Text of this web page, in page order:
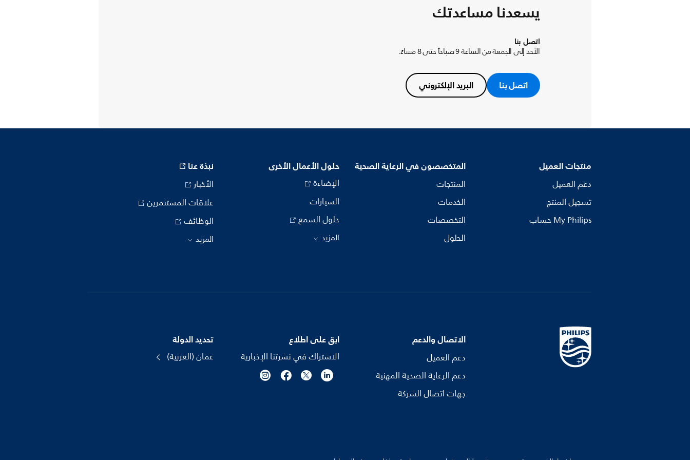
يسعدنا مساعدتك
اتصل بنا
الأحد إلى الجمعة من الساعة 9 صباحاً حتى 8 مساءً.
اتصل بنا البريد الإلكتروني
منتجات العميل
دعم العميل
تسجيل المنتج
My Philips حساب
المتخصصون في الرعاية الصحية
المنتجات
الخدمات
التخصصات
الحلول
حلول الأعمال الأخرى
الإضاءة
السيارات
حلول السمع
المزيد
نبذة عنا
الأخبار
علاقات المستثمرين
الوظائف
المزيد
الاتصال والدعم
دعم العميل
دعم الرعاية الصحية المهنية
جهات اتصال الشركة
ابق على اطلاع
الاشتراك في نشرتنا الإخبارية
تحديد الدولة
عمان (العربية)